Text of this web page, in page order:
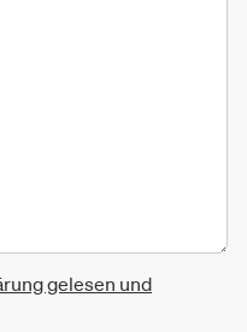
gelesen und